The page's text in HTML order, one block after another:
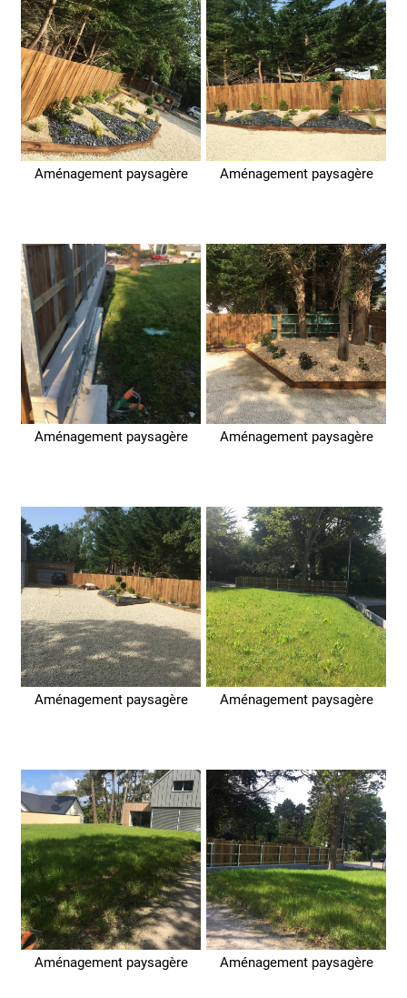
Aménagement paysagère Aménagement paysagère
Aménagement paysagère Aménagement paysagère
Aménagement paysagère Aménagement paysagère
Aménagement paysagère Aménagement paysagère